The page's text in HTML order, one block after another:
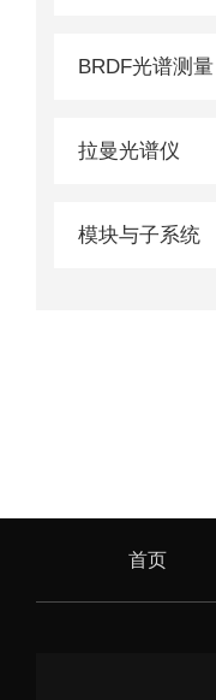
BRDF光谱测量
拉曼光谱仪
模块与子系统
首页